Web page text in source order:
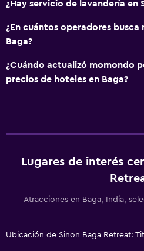
¿Hay servicio de lavandería en
¿En cuántos operadores
Baga?
¿Cuándo actualizó momondo
precios de hoteles en Baga?
Lugares de interés
Atracciones en Baga, India,
Ubicación de Sinon Baga Retreat: